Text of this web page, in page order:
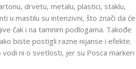
drvetu, metalu, plastici, staklu,
u mastilu su intenzivni, što znači da će
čak i na tamnim podlogama. Takođe
biste postigli razne nijanse i efekte.
ni o svetlosti, jer su Posca markeri